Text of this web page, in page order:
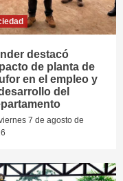
destacó
de planta de
en el empleo y
del
7 de agosto de